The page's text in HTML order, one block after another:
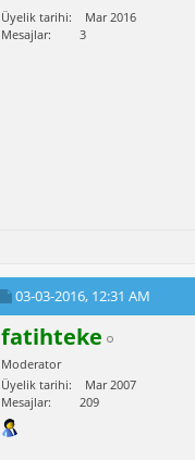
Üyelik tarihi
Mar 2016
Mesajlar
3
03-03-2016, 12:31 AM
fatihteke
Moderator
Üyelik tarihi
Mar 2007
Mesajlar
209